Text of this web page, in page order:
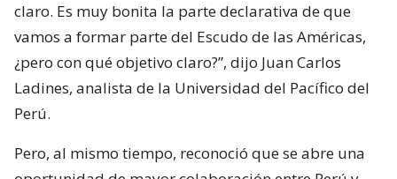
claro. Es muy bonita la parte declarativa de que
vamos a formar parte del Escudo de las Américas,
¿pero con qué objetivo claro?”, dijo Juan Carlos
Ladines, analista de la Universidad del Pacífico del
Perú.
Pero, al mismo tiempo, reconoció que se abre una